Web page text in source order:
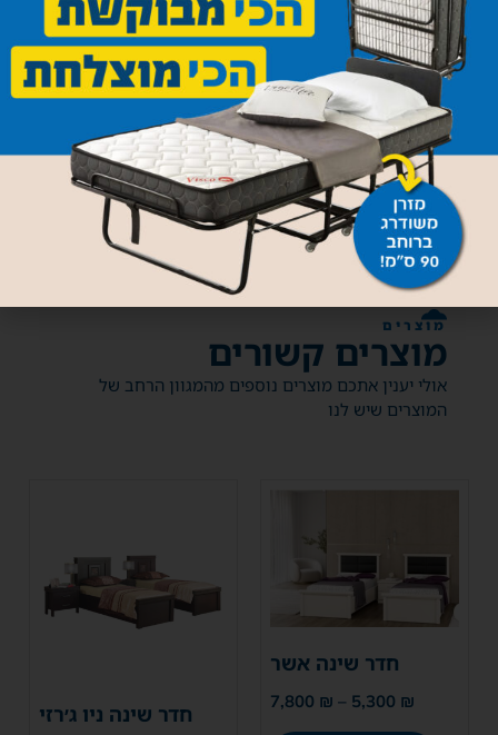
חזרו אלי!
מוצרים
מוצרים קשורים
אולי יענין אתכם מוצרים נוספים מהמגוון הרחב של
המוצרים שיש לנו
חדר שינה אשר
5,300 ₪
–
7,800 ₪ חדר שינה ניו ג׳רזי